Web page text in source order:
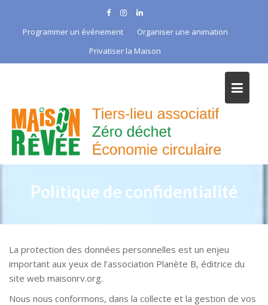
contentProgrammer un événement
Organiser une animation
Privatiser la Maison
Politique de confidentialité
La protection des données personnelles est un enjeu
important aux yeux de l’association Planète B, éditrice du
site web maisonrv.org.
Nous nous conformons, dans la collecte et la gestion de vos